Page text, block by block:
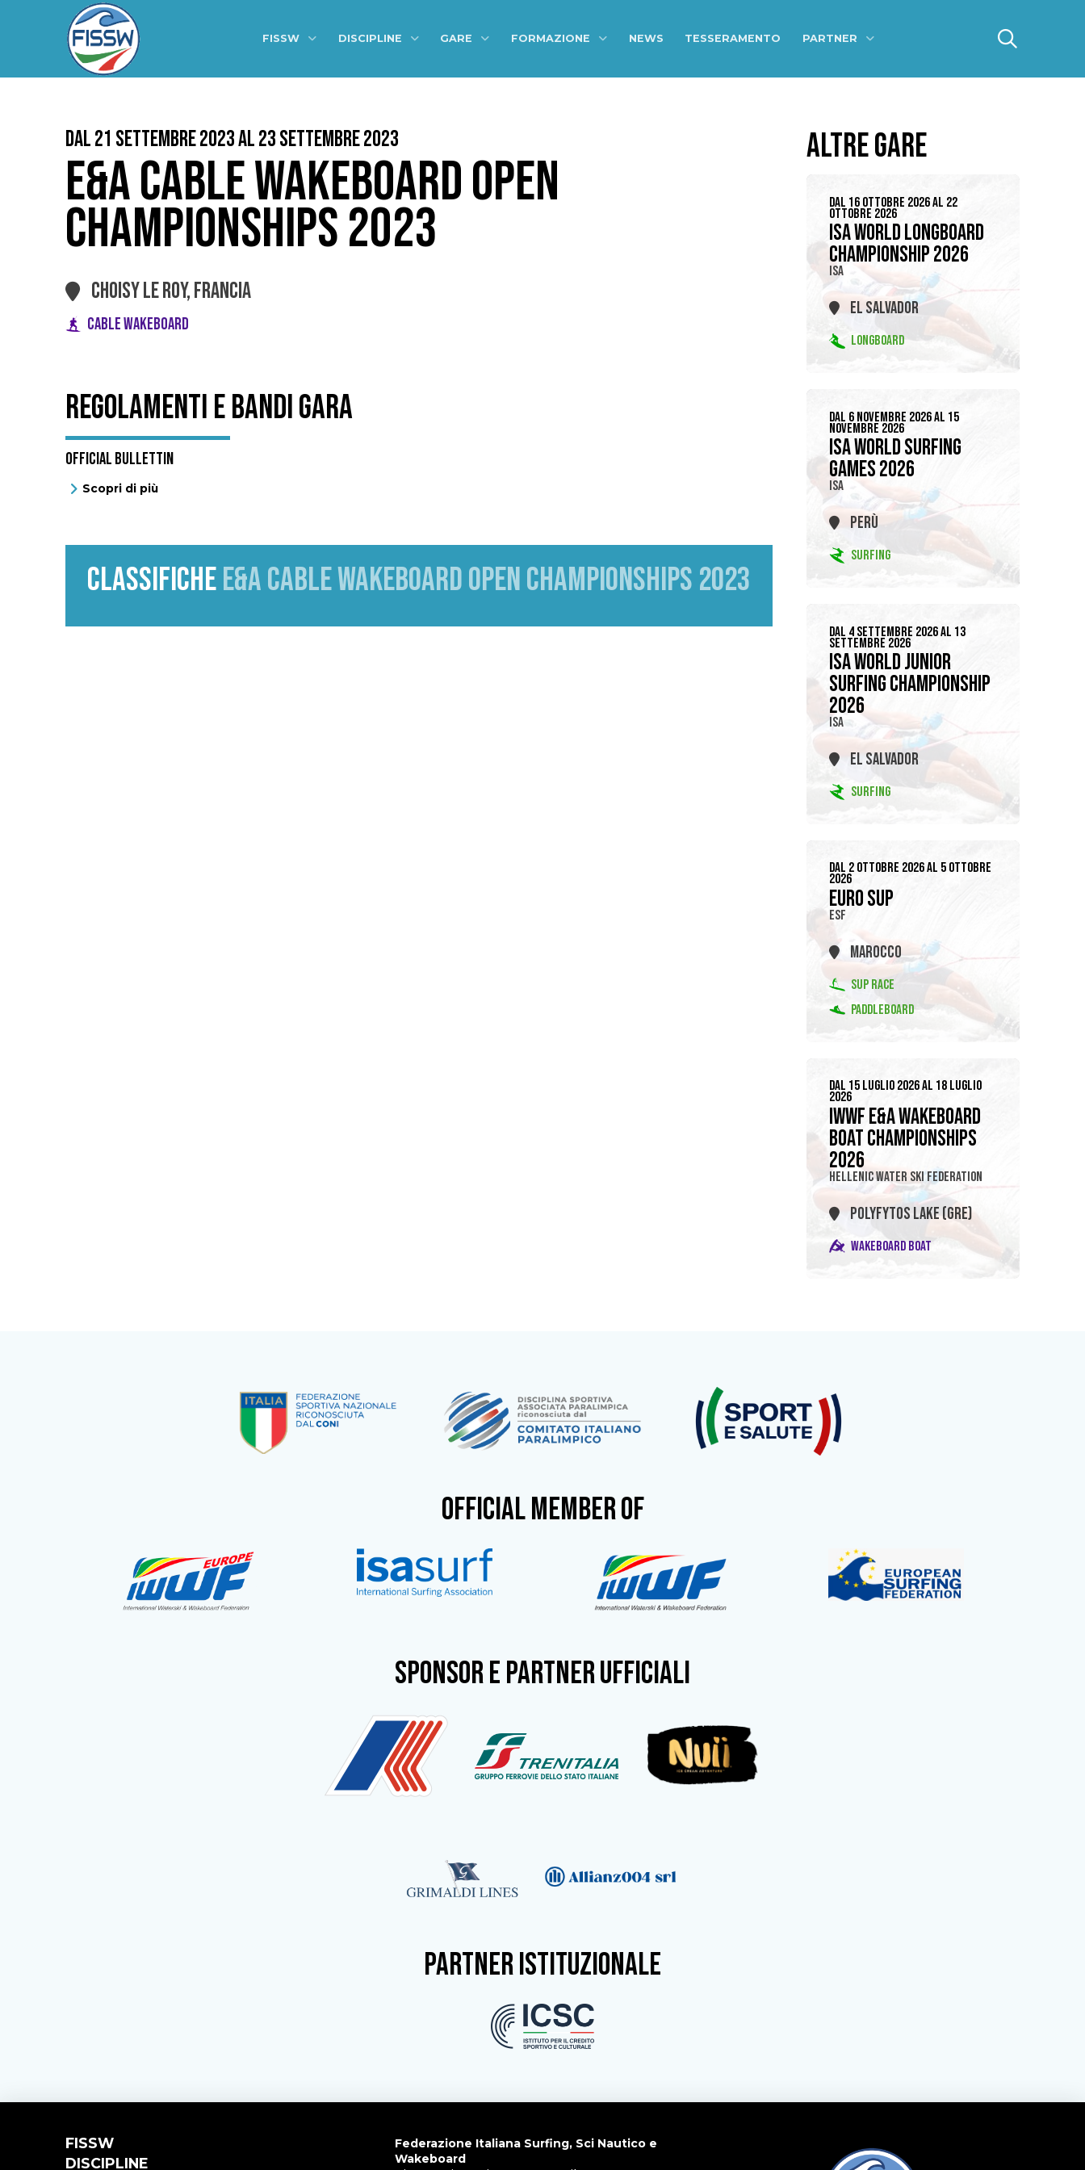
FISSW DISCIPLINE GARE FORMAZIONE NEWS TESSERAMENTO PARTNER
Dal 21 Settembre 2023 al 23 Settembre 2023
E&A CABLE WAKEBOARD OPEN
CHAMPIONSHIPS 2023
CHOISY LE ROY, FRANCIA
CABLE WAKEBOARD
REGOLAMENTI E BANDI GARA
OFFICIAL BULLETTIN
Scopri di più
CLASSIFICHEE&A CABLE WAKEBOARD OPEN CHAMPIONSHIPS 2023
ALTRE GARE
DAL 16 OTTOBRE 2026 AL 22
OTTOBRE 2026
ISA WORLD LONGBOARD
CHAMPIONSHIP 2026
ISA
EL SALVADOR
LONGBOARD
DAL 6 NOVEMBRE 2026 AL 15
NOVEMBRE 2026
ISA WORLD SURFING
GAMES 2026
ISA
PERÙ
SURFING
DAL 4 SETTEMBRE 2026 AL 13
SETTEMBRE 2026
ISA WORLD JUNIOR
SURFING CHAMPIONSHIP
2026
ISA
EL SALVADOR
SURFING
DAL 2 OTTOBRE 2026 AL 5 OTTOBRE
2026
EURO SUP
ESF
MAROCCO
SUP RACE
PADDLEBOARD
DAL 15 LUGLIO 2026 AL 18 LUGLIO
2026
IWWF E&A WAKEBOARD
BOAT CHAMPIONSHIPS
2026
HELLENIC WATER SKI FEDERATION
POLYFYTOS LAKE (GRE)
WAKEBOARD BOAT
OFFICIAL MEMBER OF
SPONSOR e partner ufficiali
partner istituzionale
FISSW
DISCIPLINE
Federazione Italiana Surfing, Sci Nautico e
Wakeboard